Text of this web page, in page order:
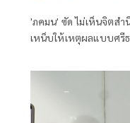
'ภคมน' ซัด ไม่เห็นจิตส
เหน็บให้เหตุผลแบบศรี
ตำแหน่งได้แล้ว